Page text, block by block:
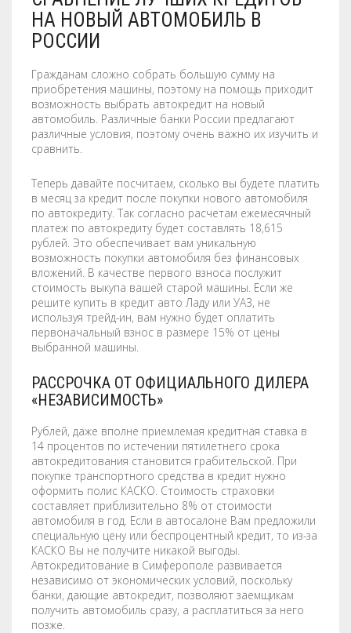
НА НОВЫЙ АВТОМОБИЛЬ В
РОССИИ
Гражданам сложно собрать большую сумму на
приобретения машины, поэтому на помощь приходит
возможность выбрать автокредит на новый
автомобиль. Различные банки России предлагают
различные условия, поэтому очень важно их изучить и
сравнить.
Теперь давайте посчитаем, сколько вы будете платить
в месяц за кредит после покупки нового автомобиля
по автокредиту. Так согласно расчетам ежемесячный
платеж по автокредиту будет составлять 18,615
рублей. Это обеспечивает вам уникальную
возможность покупки автомобиля без финансовых
вложений. В качестве первого взноса послужит
стоимость выкупа вашей старой машины. Если же
решите купить в кредит авто Ладу или УАЗ, не
используя трейд-ин, вам нужно будет оплатить
первоначальный взнос в размере 15% от цены
выбранной машины.
РАССРОЧКА ОТ ОФИЦИАЛЬНОГО ДИЛЕРА
«НЕЗАВИСИМОСТЬ»
Рублей, даже вполне приемлемая кредитная ставка в
14 процентов по истечении пятилетнего срока
автокредитования становится грабительской. При
покупке транспортного средства в кредит нужно
оформить полис КАСКО. Стоимость страховки
составляет приблизительно 8% от стоимости
автомобиля в год. Если в автосалоне Вам предложили
специальную цену или беспроцентный кредит, то из-за
КАСКО Вы не получите никакой выгоды.
Автокредитование в Симферополе развивается
независимо от экономических условий, поскольку
банки, дающие автокредит, позволяют заемщикам
получить автомобиль сразу, а расплатиться за него
позже.